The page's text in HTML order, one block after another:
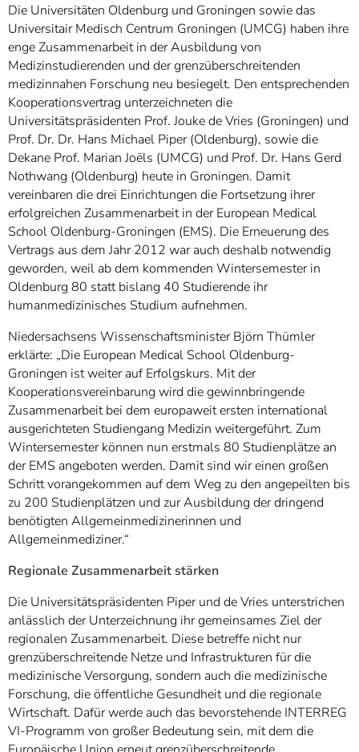
Die Universitäten Oldenburg und Groningen sowie das
Universitair Medisch Centrum Groningen (UMCG) haben ihre
enge Zusammenarbeit in der Ausbildung von
Medizinstudierenden und der grenzüberschreitenden
medizinnahen Forschung neu besiegelt. Den entsprechenden
Kooperationsvertrag unterzeichneten die
Universitätspräsidenten Prof. Jouke de Vries (Groningen) und
Prof. Dr. Dr. Hans Michael Piper (Oldenburg), sowie die
Dekane Prof. Marian Joëls (UMCG) und Prof. Dr. Hans Gerd
Nothwang (Oldenburg) heute in Groningen. Damit
vereinbaren die drei Einrichtungen die Fortsetzung ihrer
erfolgreichen Zusammenarbeit in der European Medical
School Oldenburg-Groningen (EMS). Die Erneuerung des
Vertrags aus dem Jahr 2012 war auch deshalb notwendig
geworden, weil ab dem kommenden Wintersemester in
Oldenburg 80 statt bislang 40 Studierende ihr
humanmedizinisches Studium aufnehmen.
Niedersachsens Wissenschaftsminister Björn Thümler
erklärte: „Die European Medical School Oldenburg-
Groningen ist weiter auf Erfolgskurs. Mit der
Kooperationsvereinbarung wird die gewinnbringende
Zusammenarbeit bei dem europaweit ersten international
ausgerichteten Studiengang Medizin weitergeführt. Zum
Wintersemester können nun erstmals 80 Studienplätze an
der EMS angeboten werden. Damit sind wir einen großen
Schritt vorangekommen auf dem Weg zu den angepeilten bis
zu 200 Studienplätzen und zur Ausbildung der dringend
benötigten Allgemeinmedizinerinnen und
Allgemeinmediziner.“
Regionale Zusammenarbeit stärken
Die Universitätspräsidenten Piper und de Vries unterstrichen
anlässlich der Unterzeichnung ihr gemeinsames Ziel der
regionalen Zusammenarbeit. Diese betreffe nicht nur
grenzüberschreitende Netze und Infrastrukturen für die
medizinische Versorgung, sondern auch die medizinische
Forschung, die öffentliche Gesundheit und die regionale
Wirtschaft. Dafür werde auch das bevorstehende INTERREG
VI-Programm von großer Bedeutung sein, mit dem die